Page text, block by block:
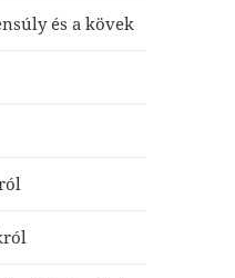
és a kövek